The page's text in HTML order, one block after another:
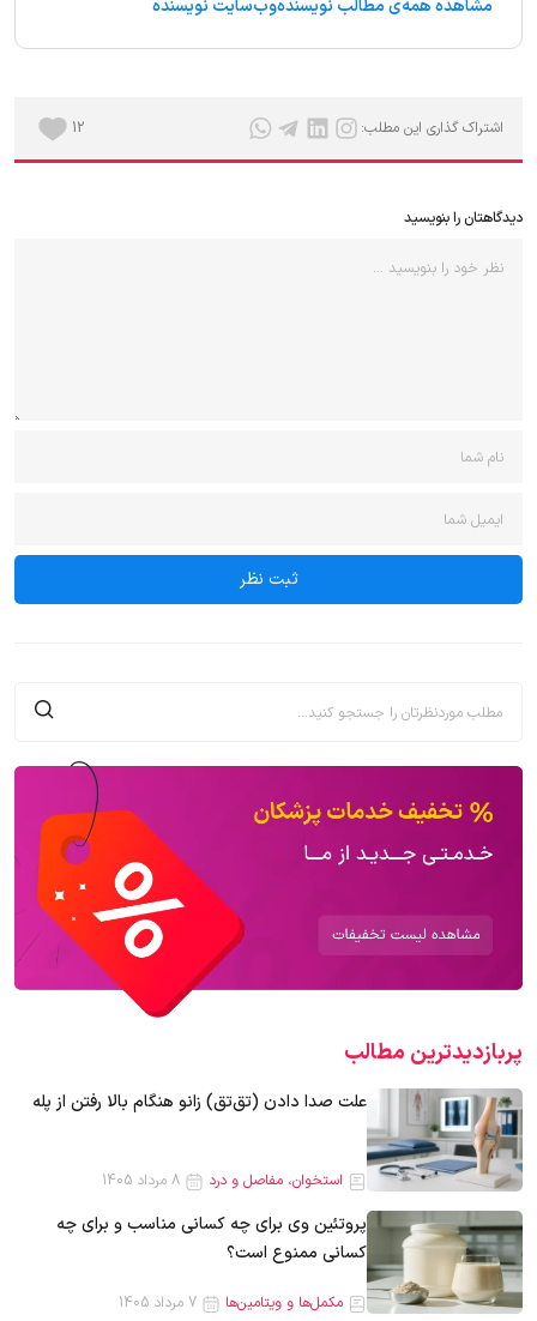
مشاهده همه‌ی مطالب نویسندهوب‌سایت نویسنده
اشتراک گذاری این مطلب: 12
دیدگاهتان را بنویسید
پربازدیدترین‌ مطالب
علت صدا دادن (تق‌تق) زانو هنگام بالا رفتن از پله
استخوان، مفاصل و درد
پروتئین وی برای چه کسانی مناسب و برای چه
کسانی ممنوع است؟
مکمل‌ها و ویتامین‌ها